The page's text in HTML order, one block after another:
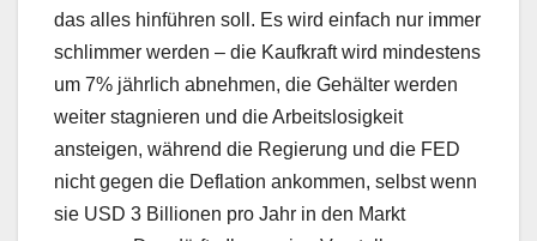
das alles hinführen soll. Es wird einfach nur immer
schlimmer werden – die Kaufkraft wird mindestens
um 7% jährlich abnehmen, die Gehälter werden
weiter stagnieren und die Arbeitslosigkeit
ansteigen, während die Regierung und die FED
nicht gegen die Deflation ankommen, selbst wenn
sie USD 3 Billionen pro Jahr in den Markt